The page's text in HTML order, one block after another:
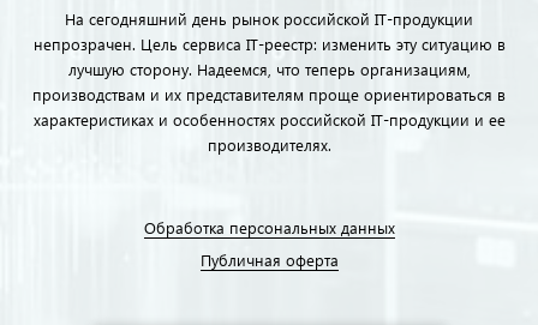
На сегодняшний день рынок российской IT-продукции
непрозрачен. Цель сервиса IT-реестр: изменить эту ситуацию в
лучшую сторону. Надеемся, что теперь организациям,
производствам и их представителям проще ориентироваться в
характеристиках и особенностях российской IT-продукции и ее
производителях.
Обработка персональных данных
Публичная оферта